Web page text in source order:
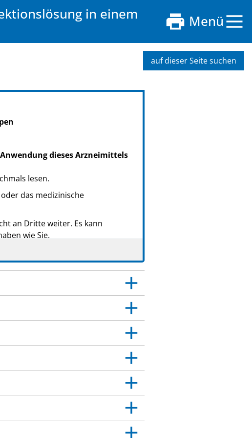
in einem
Menü
auf dieser Seite suchen
dieses Arzneimittels
lesen.
das medizinische
an Dritte weiter. Es kann
wie Sie.
Apotheker. Dies gilt auch für
Abschnitt 4.